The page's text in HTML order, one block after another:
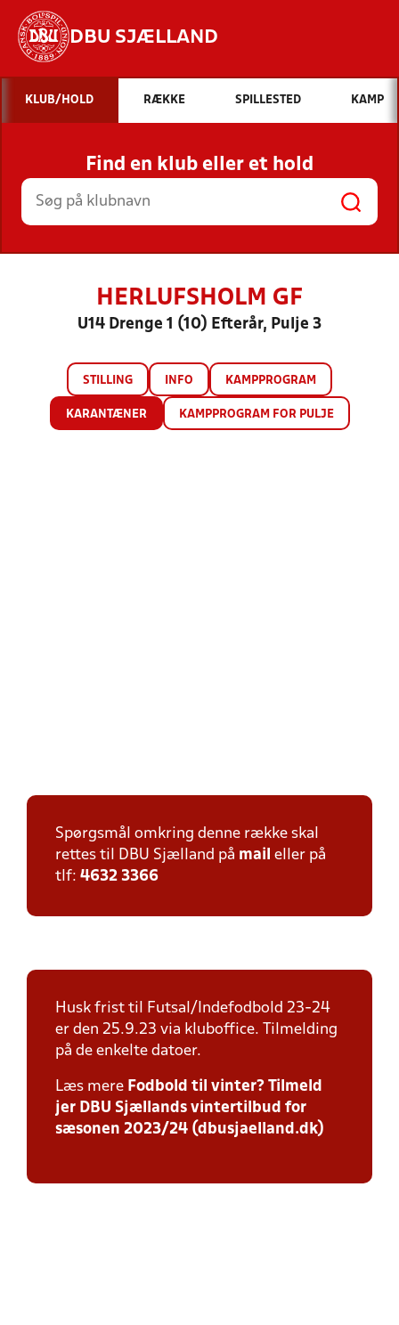
DBU SJÆLLAND
Hvad vil du søge efter?
INDHOLD OG NYHEDER
STILLINGER, RESULTATER, KLUBBER OG
HOLD
KLUB/HOLD RÆKKE SPILLESTED KAMP
Find en klub eller et hold
HERLUFSHOLM GF
U14 Drenge 1 (10) Efterår, Pulje 3
STILLING INFO KAMPPROGRAM
KARANTÆNER KAMPPROGRAM FOR PULJE
Spørgsmål omkring denne række skal
rettes til DBU Sjælland på mail eller på
tlf: 4632 3366
Husk frist til Futsal/Indefodbold 23-24
er den 25.9.23 via kluboffice. Tilmelding
på de enkelte datoer.
Læs mere Fodbold til vinter? Tilmeld
jer DBU Sjællands vintertilbud for
sæsonen 2023/24 (dbusjaelland.dk)